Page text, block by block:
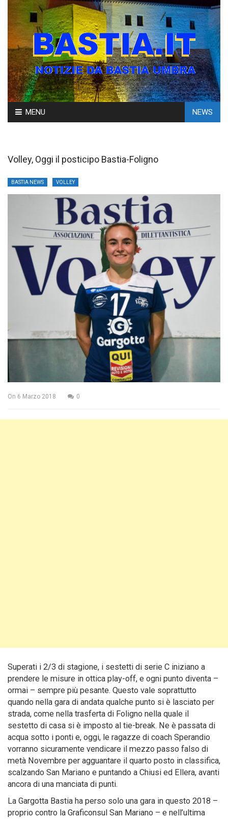
Skip
to
MENU NEWS
Volley, Oggi il posticipo Bastia-Foligno
BASTIA NEWS VOLLEY
On 6 Marzo 2018 0
Superati i 2/3 di stagione, i sestetti di serie C iniziano a
prendere le misure in ottica play-off, e ogni punto diventa –
ormai – sempre più pesante. Questo vale soprattutto
quando nella gara di andata qualche punto si è lasciato per
strada, come nella trasferta di Foligno nella quale il
sestetto di casa si è imposto al tie-break. Ne è passata di
acqua sotto i ponti e, oggi, le ragazze di coach Sperandio
vorranno sicuramente vendicare il mezzo passo falso di
metà Novembre per agguantare il quarto posto in classifica,
scalzando San Mariano e puntando a Chiusi ed Ellera, avanti
ancora di una manciata di punti.
La Gargotta Bastia ha perso solo una gara in questo 2018 –
proprio contro la Graficonsul San Mariano – e nell’ultima